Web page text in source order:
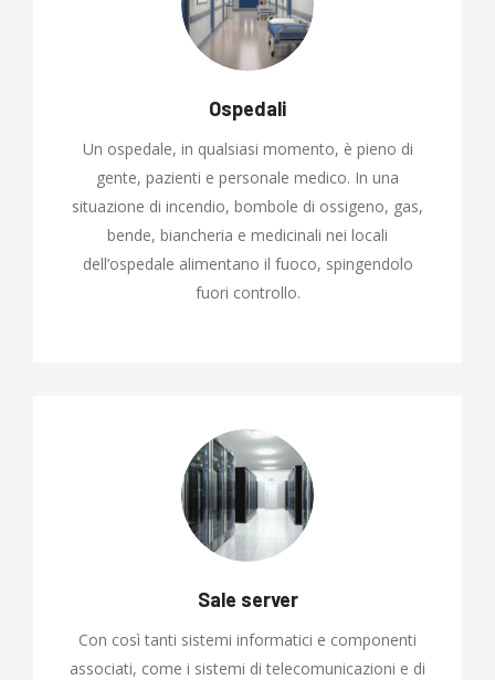
Ospedali
Un ospedale, in qualsiasi momento, è pieno di
gente, pazienti e personale medico. In una
situazione di incendio, bombole di ossigeno, gas,
bende, biancheria e medicinali nei locali
dell’ospedale alimentano il fuoco, spingendolo
fuori controllo.
Sale server
Con così tanti sistemi informatici e componenti
associati, come i sistemi di telecomunicazioni e di